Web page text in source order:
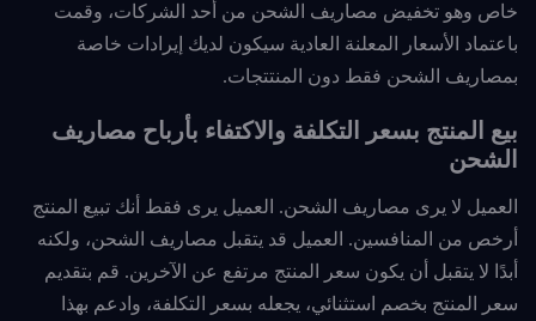
خاص وهو تخفيض مصاريف الشحن من أحد الشركات، وقمت
باعتماد الأسعار المعلنة العادية سيكون لديك إيرادات خاصة
بمصاريف الشحن فقط دون المنتتجات.
بيع المنتج بسعر التكلفة والاكتفاء بأرباح مصاريف
الشحن
العميل لا يرى مصاريف الشحن. العميل يرى فقط أنك تبيع المنتج
أرخص من المنافسين. العميل قد يتقبل مصاريف الشحن، ولكنه
أبدًا لا يتقبل أن يكون سعر المنتج مرتفع عن الآخرين. قم بتقديم
سعر المنتج بخصم استثنائي، يجعله بسعر التكلفة، وادعم بهذا